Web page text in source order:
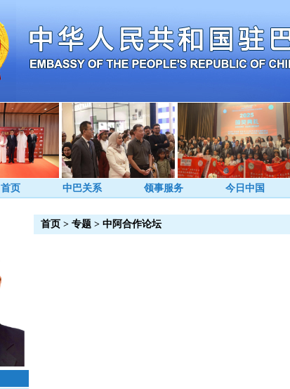
首页 中巴关系 领事服务 今日中国
首页> 专题> 中阿合作论坛